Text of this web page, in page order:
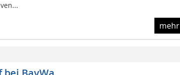
mehr